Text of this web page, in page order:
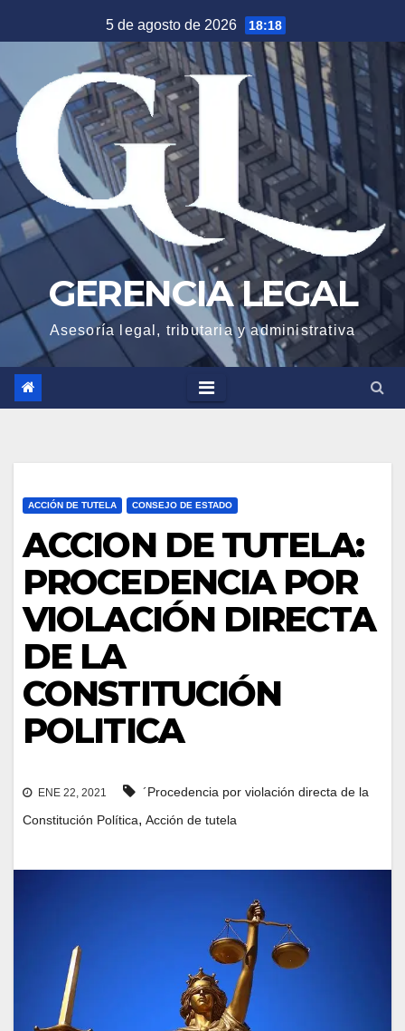
al
5 de agosto de 2026 18:18
GERENCIA LEGAL
Asesoría legal, tributaria y administrativa
ACCIÓN DE TUTELA CONSEJO DE ESTADO
ACCION DE TUTELA:
PROCEDENCIA POR
VIOLACIÓN DIRECTA
DE LA
CONSTITUCIÓN
POLITICA
ENE 22, 2021
´Procedencia por violación directa de la
Constitución Política, Acción de tutela